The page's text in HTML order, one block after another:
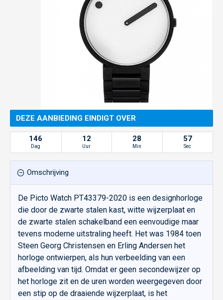
Omschrijving
De Picto Watch PT43379-2020 is een designhorloge
die door de zwarte stalen kast, witte wijzerplaat en
de zwarte stalen schakelband een eenvoudige maar
tevens moderne uitstraling heeft. Het was 1984 toen
Steen Georg Christensen en Erling Andersen het
horloge ontwierpen, als hun verbeelding van een
afbeelding van tijd. Omdat er geen secondewijzer op
het horloge zit en de uren worden weergegeven door
een stip op de draaiende wijzerplaat, is het
DEZE AANBIEDING EINDIGT OVER
146
Dag
12
Uur
28
Min
56
Sec